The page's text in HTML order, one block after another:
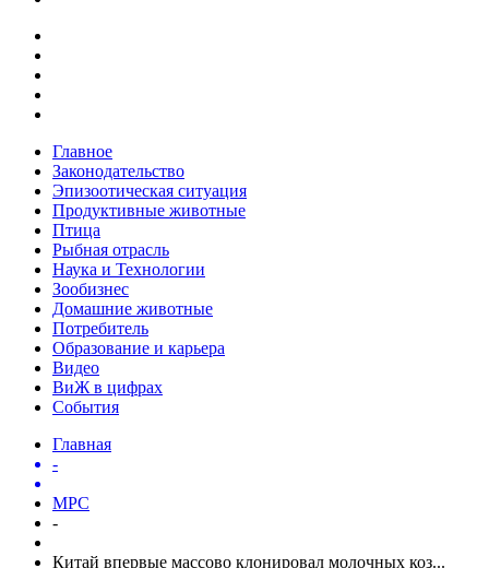
Главное
Законодательство
Эпизоотическая ситуация
Продуктивные животные
Птица
Рыбная отрасль
Наука и Технологии
Зообизнес
Домашние животные
Потребитель
Образование и карьера
Видео
ВиЖ в цифрах
События
Главная
-
МРС
-
Китай впервые массово клонировал молочных коз...